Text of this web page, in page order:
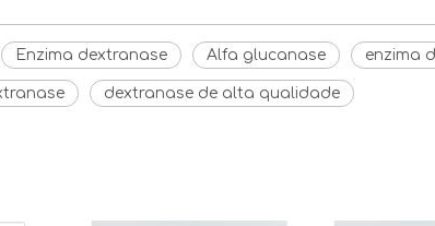
Enzima dextranase Alfa glucanase enzima
dextranase de alta qualidade